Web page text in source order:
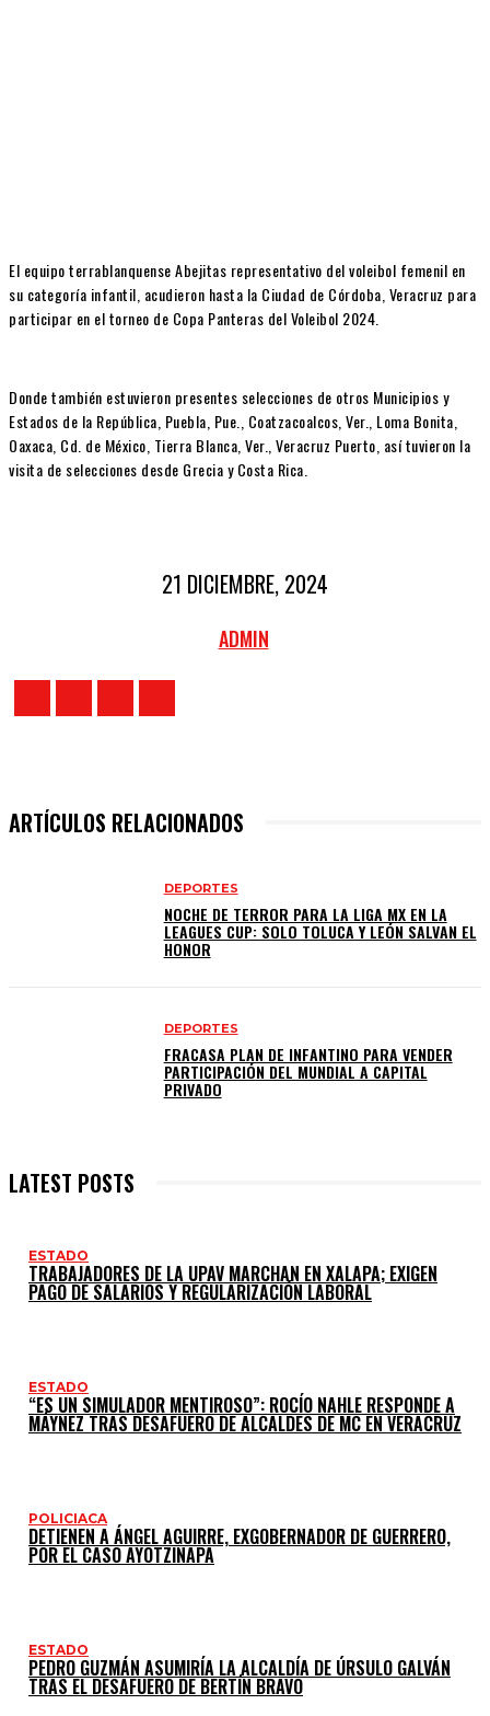
El equipo terrablanquense Abejitas representativo del voleibol femenil en
su categoría infantil, acudieron hasta la Ciudad de Córdoba, Veracruz para
participar en el torneo de Copa Panteras del Voleibol 2024.
Donde también estuvieron presentes selecciones de otros Municipios y
Estados de la República, Puebla, Pue., Coatzacoalcos, Ver., Loma Bonita,
Oaxaca, Cd. de México, Tierra Blanca, Ver., Veracruz Puerto, así tuvieron la
visita de selecciones desde Grecia y Costa Rica.
21 DICIEMBRE, 2024
ADMIN
ARTÍCULOS RELACIONADOS
DEPORTES
NOCHE DE TERROR PARA LA LIGA MX EN LA
LEAGUES CUP: SOLO TOLUCA Y LEÓN SALVAN EL
HONOR
DEPORTES
FRACASA PLAN DE INFANTINO PARA VENDER
PARTICIPACIÓN DEL MUNDIAL A CAPITAL
PRIVADO
LATEST POSTS
ESTADO
TRABAJADORES DE LA UPAV MARCHAN EN XALAPA; EXIGEN
PAGO DE SALARIOS Y REGULARIZACIÓN LABORAL
ESTADO
“ES UN SIMULADOR MENTIROSO”: ROCÍO NAHLE RESPONDE A
MÁYNEZ TRAS DESAFUERO DE ALCALDES DE MC EN VERACRUZ
POLICIACA
DETIENEN A ÁNGEL AGUIRRE, EXGOBERNADOR DE GUERRERO,
POR EL CASO AYOTZINAPA
ESTADO
PEDRO GUZMÁN ASUMIRÍA LA ALCALDÍA DE ÚRSULO GALVÁN
TRAS EL DESAFUERO DE BERTÍN BRAVO